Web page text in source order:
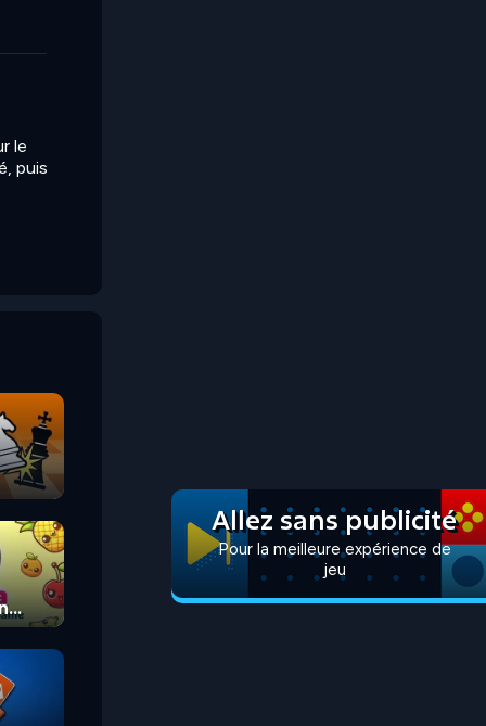
le
puis
Allez sans publicité
Pour la meilleure expérience de
jeu